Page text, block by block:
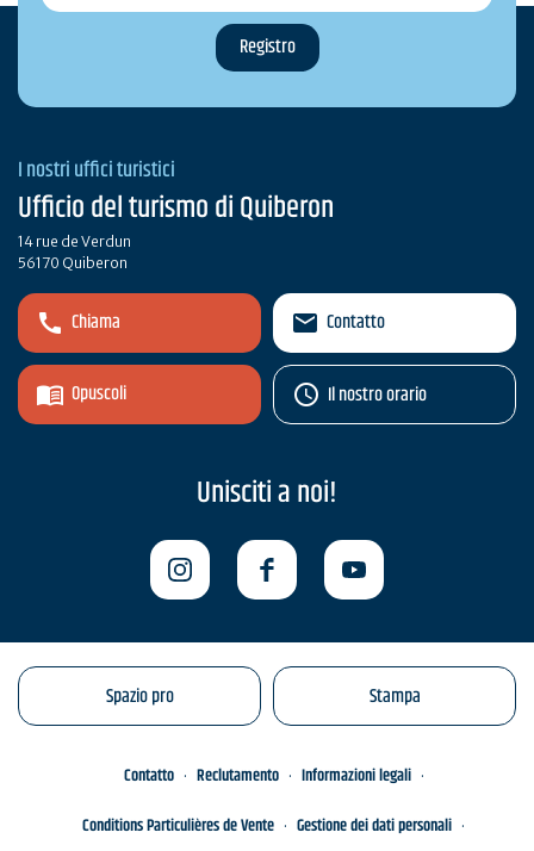
I nostri uffici turistici
Ufficio del turismo di Quiberon
14 rue de Verdun
56170 Quiberon
Chiama
Opuscoli
Contatto
Il nostro orario
Unisciti a noi!
Spazio pro Stampa
Contatto Reclutamento
Informazioni legali
Conditions Particulières de Vente
Gestione dei dati personali